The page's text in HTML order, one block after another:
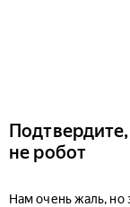
не робот
Нам очень жаль, но